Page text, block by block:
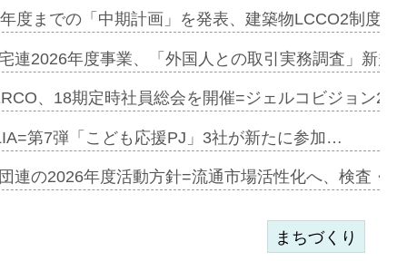
見込む=…
開始=三協…
分譲M専用…
度までの「中期計画」を発表、建築物LCCO2制度
連2026年度事業、「外国人との取引実務調査」新規
、18期定時社員総会を開催=ジェルコビジョン
第7弾「こども応援PJ」3社が新たに参加…
連の2026年度活動方針=流通市場活性化へ、検査・
まちづくり